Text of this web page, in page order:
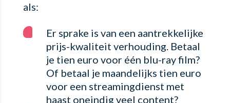
als:
Er sprake is van een aantrekkelijke
prijs-kwaliteit verhouding. Betaal
je tien euro voor één blu-ray film?
Of betaal je maandelijks tien euro
voor een streamingdienst met
haast oneindig veel content?